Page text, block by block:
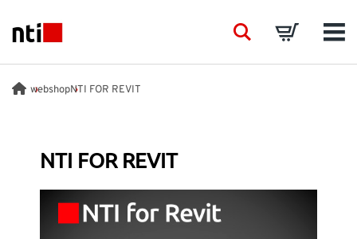
NTI logo
BRANSCHER
PRODUKTER
SearchBasket
webshopNTI FOR REVIT
NTI FOR REVIT